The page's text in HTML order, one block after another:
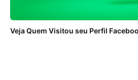
Veja Quem Visitou seu Perfil